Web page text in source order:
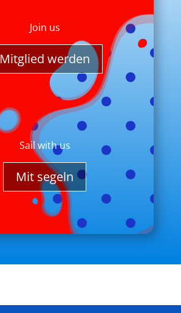
Join us
Mitglied werden
Sail with us
Mit segeln